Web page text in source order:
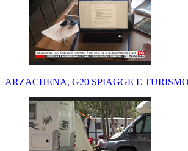
ARZACHENA, G20 SPIAGGE E